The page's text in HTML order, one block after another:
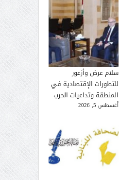
سلام عرض وأزعور
للتطورات الإقتصادية في
المنطقة وتداعيات الحرب
أغسطس 5, 2026